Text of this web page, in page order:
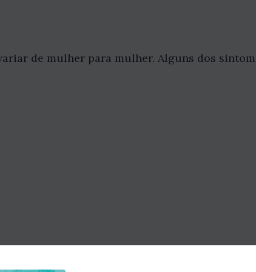
de mulher para mulher. Alguns dos